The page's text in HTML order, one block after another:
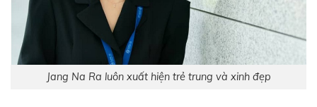
Jang Na Ra luôn xuất hiện trẻ trung và xinh đẹp